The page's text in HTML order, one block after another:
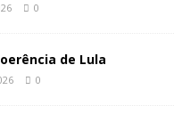
0
de Lula
0